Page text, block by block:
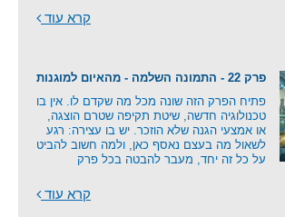
קרא עוד
פרק 22 - התמונה השלמה - מהאיום למוגנות
פתיח הפרק הזה שונה מכל מה שקדם לו. אין בו
טכנולוגיה חדשה, שיטת תקיפה שטרם הוצגה,
או אמצעי הגנה שלא הוזכר. יש בו עצירה: רגע
לשאול מה בעצם נאסף כאן, ולמה חשוב להביט
על כל זה יחד, מעבר להבטה בכל פרק
קרא עוד